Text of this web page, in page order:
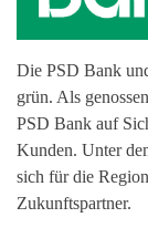
Die PSD Bank
grün. Als
PSD Bank auf
Kunden. Unter
sich für die
Zukunftspartner.